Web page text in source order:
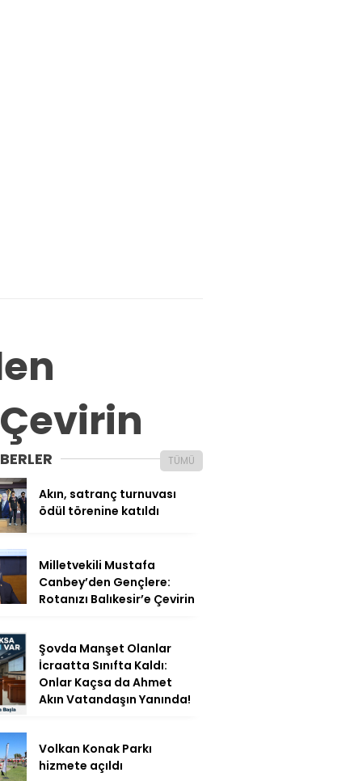
Çevirin
TÜMÜ
Akın, satranç turnuvası
ödül törenine katıldı
Milletvekili Mustafa
Canbey’den Gençlere:
Rotanızı Balıkesir’e Çevirin
Şovda Manşet Olanlar
İcraatta Sınıfta Kaldı:
Onlar Kaçsa da Ahmet
Akın Vatandaşın Yanında!
Volkan Konak Parkı
hizmete açıldı